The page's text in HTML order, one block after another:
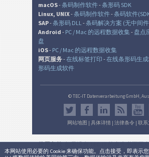
本网站使用必要的 Cookie 来确保功能。点击接受，即表示
macOS-条码制作软件-条形码 SDK
Linux, UNIX-条码制作软件-条码软件
SAP-条形码 DLL -条码解决方案 (无中间
Android - PC / Mac 的远程数据收集- 盘点
盘
iOS- PC / Mac 的远程数据收集
网页服务-在线标签打印 -在线条形码生
形码生成软件
© TEC-IT Datenverarbeitung GmbH,
网站地图 | 具体详情| 法律条令| 联系
使用条款: 如果没有 TEC-IT 的事先书面同
生成的输出是在非生产环境中的非商业的